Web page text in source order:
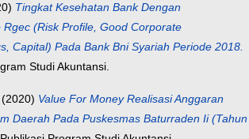
Tingkat Kesehatan Bank Dengan
(Risk Profile, Good Corporate
Capital) Pada Bank Bni Syariah Periode 2018.
Studi Akuntansi.
(2020) Value For Money Realisasi Anggaran
Daerah Pada Puskesmas Baturraden Ii (Tahun